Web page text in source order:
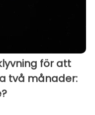
för att
två månader: